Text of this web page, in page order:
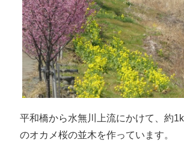
平和橋から水無川上流にかけて、約
のオカメ桜の並木を作っています。